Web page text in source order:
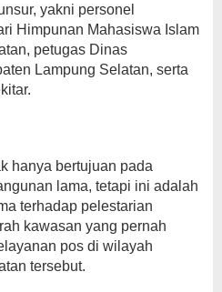
yakni personel
Himpunan Mahasiswa Islam
petugas Dinas
Lampung Selatan, serta
hanya bertujuan pada
lama, tetapi ini adalah
terhadap pelestarian
kawasan yang pernah
pos di wilayah
tersebut.